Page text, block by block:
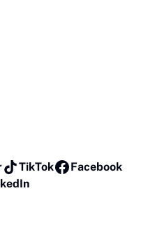
TikTok
Facebook